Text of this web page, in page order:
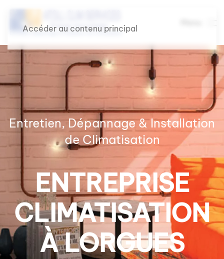
Accéder au contenu principal
Entretien, Dépannage & Installation
de Climatisation
ENTREPRISE
CLIMATISATION
À LORGUES